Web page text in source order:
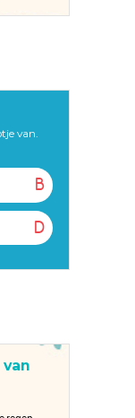
van.
B
D